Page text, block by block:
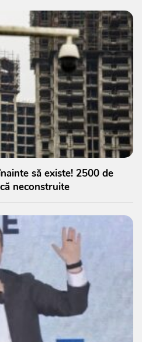
să existe! 2500 de
neconstruite